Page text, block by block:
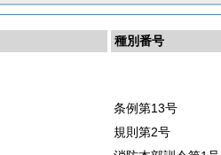
種別番号
条例第13号
規則第2号